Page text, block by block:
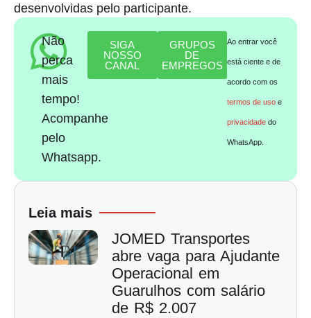
desenvolvidas pelo participante.
Não
perca
mais
tempo!
Acompanhe
pelo
Whatsapp.
SIGA
NOSSO
CANAL
GRUPOS
DE
EMPREGOS
Ao entrar você
está ciente e de
acordo com os
termos de uso e
privacidade do
WhatsApp.
Leia mais
JOMED Transportes
abre vaga para Ajudante
Operacional em
Guarulhos com salário
de R$ 2.007